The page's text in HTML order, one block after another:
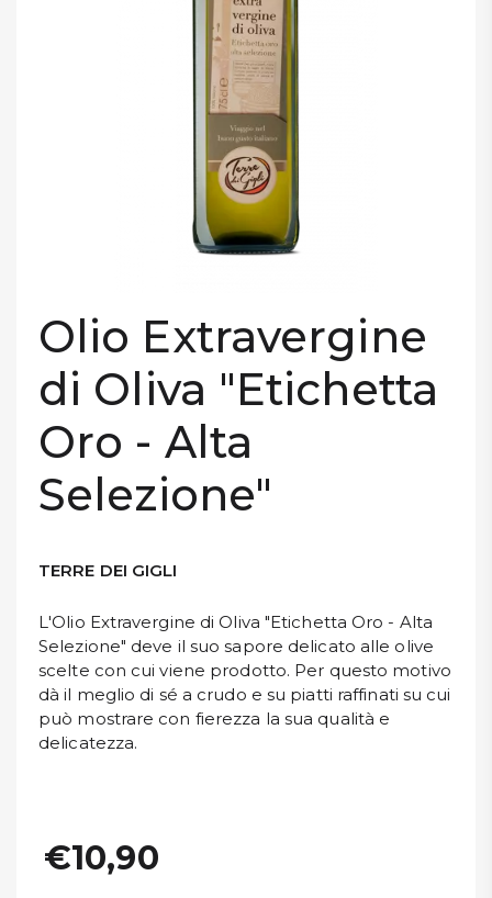
Preferiti
Blog
Olio Extravergine
di Oliva "Etichetta
Oro - Alta
Selezione"
TERRE DEI GIGLI
L'Olio Extravergine di Oliva "Etichetta Oro - Alta
Selezione" deve il suo sapore delicato alle olive
scelte con cui viene prodotto. Per questo motivo
dà il meglio di sé a crudo e su piatti raffinati su cui
può mostrare con fierezza la sua qualità e
delicatezza.
€10,90
Informativa Privacy per la Newsletter
e di essere maggiorenne
VOGLIO LO SCONTO